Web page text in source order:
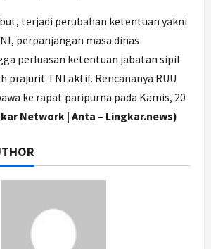
terjadi perubahan ketentuan yakni
perpanjangan masa dinas
perluasan ketentuan jabatan sipil
prajurit TNI aktif. Rencananya RUU
ke rapat paripurna pada Kamis, 20
Network | Anta – Lingkar.news)